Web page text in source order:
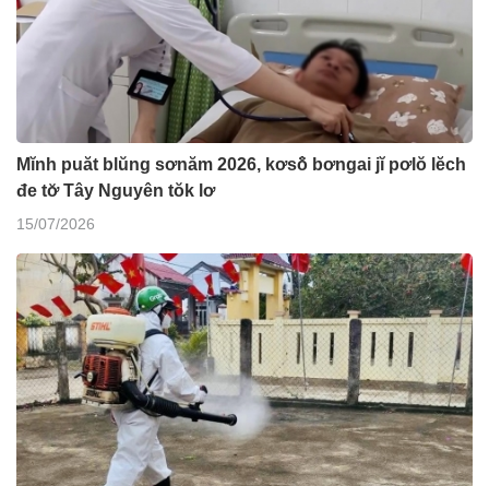
Mĭnh puăt blŭng sơnăm 2026, kơsô̆ bơngai jĭ pơlŏ lĕch
đe tơ̆ Tây Nguyên tŏk lơ
15/07/2026